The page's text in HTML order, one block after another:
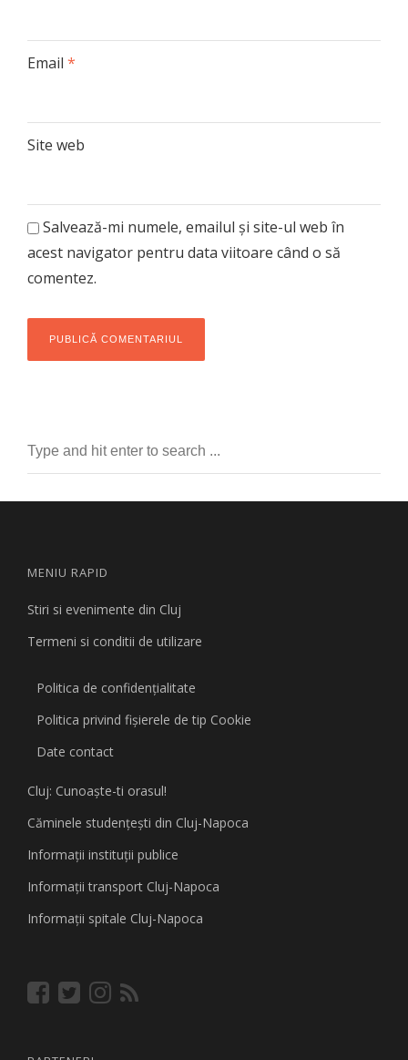
Email *
Site web
Salvează-mi numele, emailul și site-ul web în
acest navigator pentru data viitoare când o să
comentez.
MENIU RAPID
Stiri si evenimente din Cluj
Termeni si conditii de utilizare
Politica de confidențialitate
Politica privind fişierele de tip Cookie
Date contact
Cluj: Cunoaşte-ti orasul!
Căminele studenţeşti din Cluj-Napoca
Informaţii instituţii publice
Informaţii transport Cluj-Napoca
Informaţii spitale Cluj-Napoca